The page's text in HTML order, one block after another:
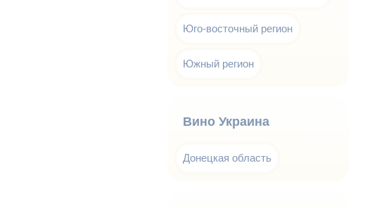
Юго-восточный регион
Южный регион
Вино Украина
Донецкая область